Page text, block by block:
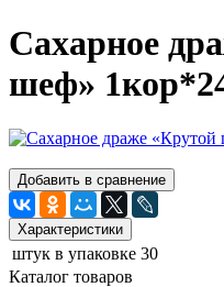
Сахарное
шеф»
Добавить в сравнение
Характеристики
штук в упаковке 30
Каталог товаров